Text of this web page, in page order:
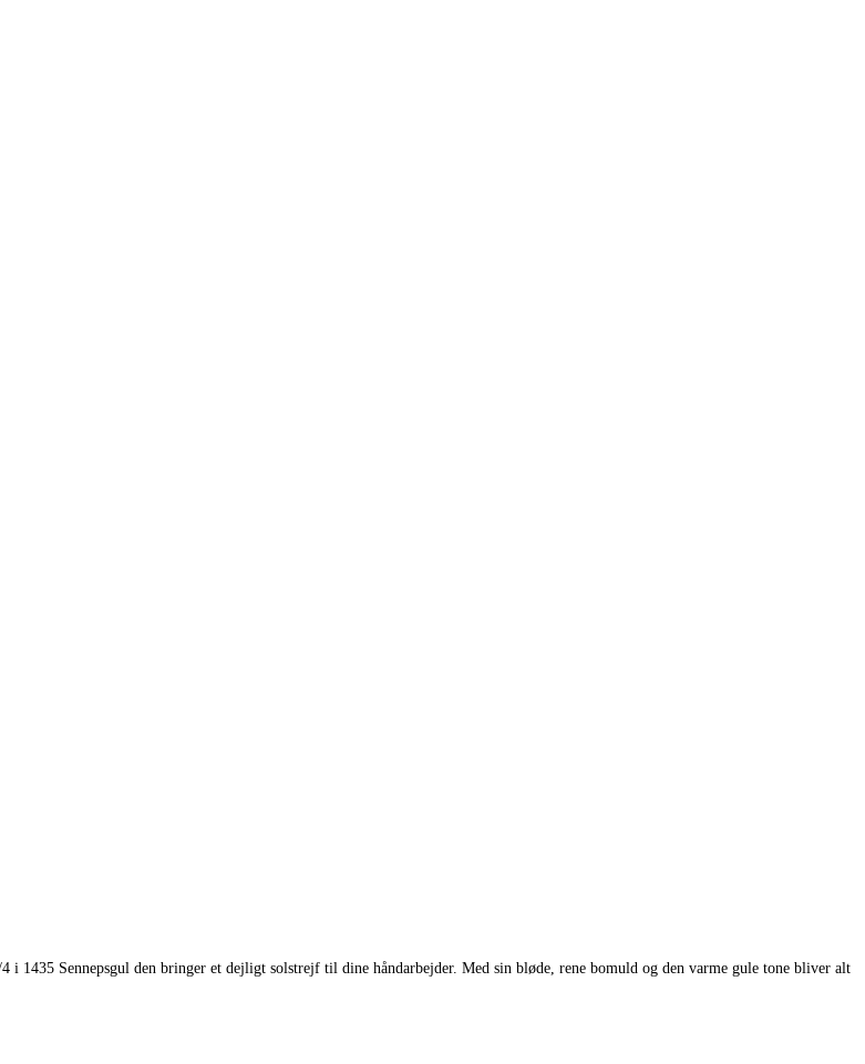
1435 Sennepsgul den bringer et dejligt solstrejf til dine håndarbejder. Med sin bløde, rene bomuld og den varme gule tone bliver alt